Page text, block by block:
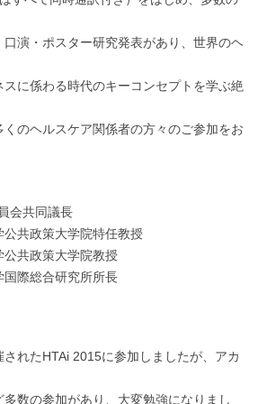
演・ポスター研究発表があり、世界のヘ
に係わる時代のキーコンセプトを学ぶ絶
のヘルスケア関係者の方々のご参加をお
会共同議長
共政策大学院特任教授
政策大学院教授
総合研究所所長
れたHTAi 2015に参加しましたが、アカ
数の参加があり、大変勉強になりまし